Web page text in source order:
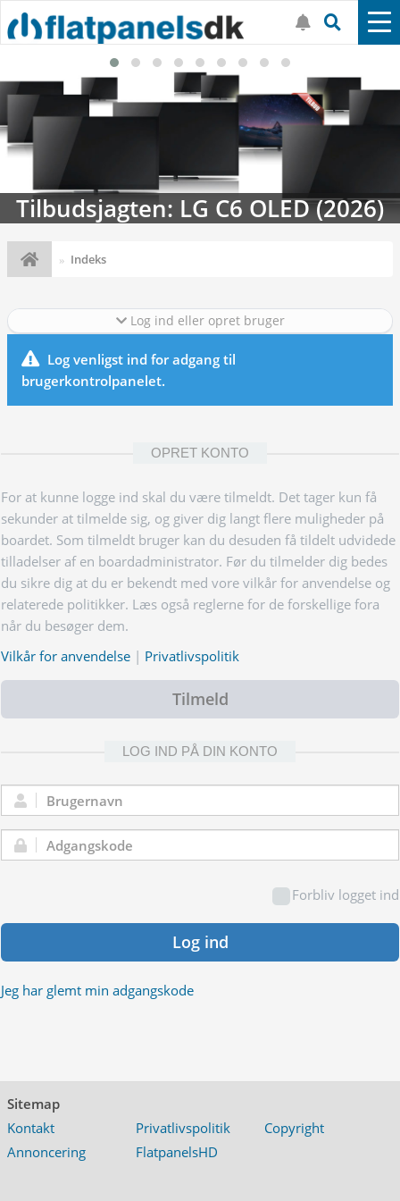
Tilbudsjagten: LG C6 OLED (2026)
Indeks
Log ind eller opret bruger
Log venligst ind for adgang til
brugerkontrolpanelet.
OPRET KONTO
For at kunne logge ind skal du være tilmeldt. Det tager kun få
sekunder at tilmelde sig, og giver dig langt flere muligheder på
boardet. Som tilmeldt bruger kan du desuden få tildelt udvidede
tilladelser af en boardadministrator. Før du tilmelder dig bedes
du sikre dig at du er bekendt med vore vilkår for anvendelse og
relaterede politikker. Læs også reglerne for de forskellige fora
når du besøger dem.
Vilkår for anvendelse | Privatlivspolitik
Tilmeld
LOG IND PÅ DIN KONTO
Brugernavn:
Adgangskode:
Forbliv logget ind
Log ind
Jeg har glemt min adgangskode
Sitemap
Kontakt
Privatlivspolitik
Copyright
Annoncering
FlatpanelsHD